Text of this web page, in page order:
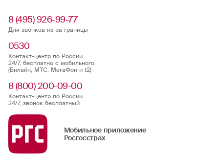
8 (495) 926-99-77
Для звонков из-за границы
0530
Контакт-центр по России
24/7, бесплатно с мобильного
(Билайн, МТС, МегаФон и t2)
8 (800) 200-09-00
Контакт-центр по России
24/7, звонок бесплатный
Мобильное приложение
Росгосстрах